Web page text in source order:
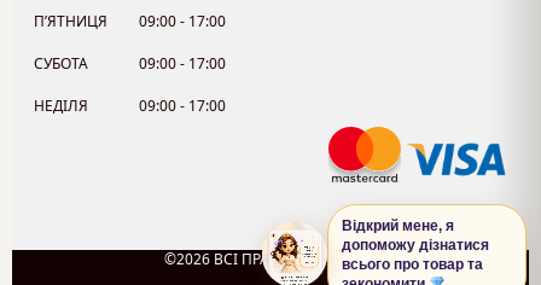
П’ЯТНИЦЯ 09:00 - 17:00
СУБОТА 09:00 - 17:00
НЕДІЛЯ 09:00 - 17:00
©2026 ВСІ ПРАВА ЗАХИЩЕНО.
Відкрий мене, я
допоможу дізнатися
всього про товар та